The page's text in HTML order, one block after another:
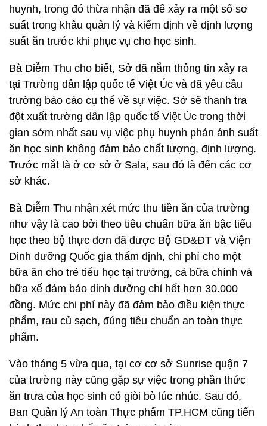
huynh, trong đó thừa nhận đã để xảy ra một số sơ
suất trong khâu quản lý và kiểm định về định lượng
suất ăn trước khi phục vụ cho học sinh.
Bà Diễm Thu cho biết, Sở đã nắm thông tin xảy ra
tại Trường dân lập quốc tế Việt Úc và đã yêu cầu
trường báo cáo cụ thể về sự việc. Sở sẽ thanh tra
đột xuất trường dân lập quốc tế Việt Úc trong thời
gian sớm nhất sau vụ việc phụ huynh phản ánh suất
ăn học sinh không đảm bảo chất lượng, định lượng.
Trước mắt là ở cơ sở ở Sala, sau đó là đến các cơ
sở khác.
Bà Diễm Thu nhận xét mức thu tiền ăn của trường
như vậy là cao bởi theo tiêu chuẩn bữa ăn bậc tiểu
học theo bộ thực đơn đã được Bộ GD&ĐT và Viện
Dinh dưỡng Quốc gia thẩm định, chi phí cho một
bữa ăn cho trẻ tiểu học tại trường, cả bữa chính và
bữa xế đảm bảo dinh dưỡng chỉ hết hơn 30.000
đồng. Mức chi phí này đã đảm bảo điều kiện thực
phẩm, rau củ sạch, đúng tiêu chuẩn an toàn thực
phẩm.
Vào tháng 5 vừa qua, tại cơ cơ sở Sunrise quận 7
của trường này cũng gặp sự việc trong phần thức
ăn trưa của học sinh có giòi bò lúc nhúc. Sau đó,
Ban Quản lý An toàn Thực phẩm TP.HCM cũng tiến